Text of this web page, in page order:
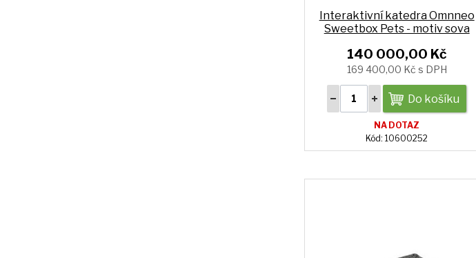
Interaktivní katedra Omnneo
Sweetbox Pets - motiv sova
140 000,00 Kč
169 400,00 Kč s DPH
Do košíku
NA DOTAZ
Kód: 10600252